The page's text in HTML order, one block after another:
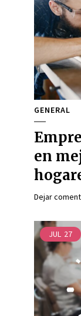
GENERAL
en
Dejar
JUL 27